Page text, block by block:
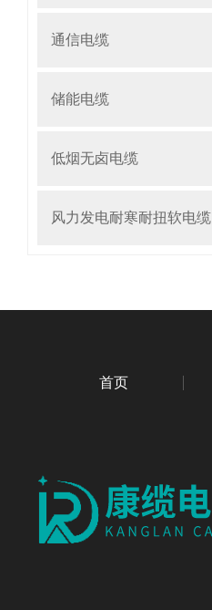
通信电缆
储能电缆
低烟无卤电缆
风力发电耐寒耐扭软电缆
首页